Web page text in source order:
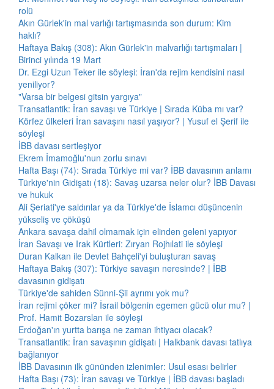
rolü
Akın Gürlek'in mal varlığı tartışmasında son durum: Kim
haklı?
Haftaya Bakış (308): Akın Gürlek'in malvarlığı tartışmaları |
Birinci yılında 19 Mart
Dr. Ezgi Uzun Teker ile söyleşi: İran'da rejim kendisini nasıl
yeniliyor?
"Varsa bir belgesi gitsin yargıya"
Transatlantik: İran savaşı ve Türkiye | Sırada Küba mı var?
Körfez ülkeleri İran savaşını nasıl yaşıyor? | Yusuf el Şerif ile
söyleşi
İBB davası sertleşiyor
Ekrem İmamoğlu'nun zorlu sınavı
Hafta Başı (74): Sırada Türkiye mi var? İBB davasının anlamı
Türkiye'nin Gidişatı (18): Savaş uzarsa neler olur? İBB Davası
ve hukuk
Ali Şeriati'ye saldırılar ya da Türkiye'de İslamcı düşüncenin
yükseliş ve çöküşü
Ankara savaşa dahil olmamak için elinden geleni yapıyor
İran Savaşı ve Irak Kürtleri: Zıryan Rojhılati ile söyleşi
Duran Kalkan ile Devlet Bahçeli'yi buluşturan savaş
Haftaya Bakış (307): Türkiye savaşın neresinde? | İBB
davasının gidişatı
Türkiye'de sahiden Sünni-Şii ayrımı yok mu?
İran rejimi çöker mi? İsrail bölgenin egemen gücü olur mu? |
Prof. Hamit Bozarslan ile söyleşi
Erdoğan'ın yurtta barışa ne zaman ihtiyacı olacak?
Transatlantik: İran savaşının gidişatı | Halkbank davası tatlıya
bağlanıyor
İBB Davasının ilk gününden izlenimler: Usul esası belirler
Hafta Başı (73): İran savaşı ve Türkiye | İBB davası başladı